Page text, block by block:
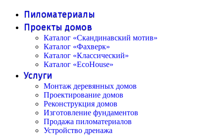
Пиломатериалы
Проекты домов
Каталог «Скандинавский мотив»
Каталог «Фахверк»
Каталог «Классический»
Каталог «EcoHouse»
Услуги
Монтаж деревянных домов
Проектирование домов
Реконструкция домов
Изготовление фундаментов
Продажа пиломатериалов
Устройство дренажа